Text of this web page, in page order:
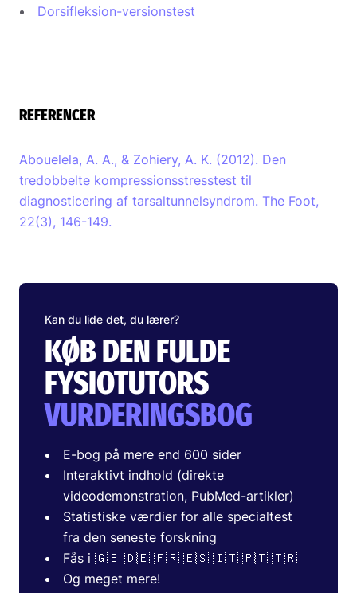
Dorsifleksion-versionstest
REFERENCER
Abouelela, A. A., & Zohiery, A. K. (2012). Den
tredobbelte kompressionsstresstest til
diagnosticering af tarsaltunnelsyndrom. The Foot,
22(3), 146-149.
Kan du lide det, du lærer?
KØB DEN FULDE
FYSIOTUTORS
VURDERINGSBOG
E-bog på mere end 600 sider
Interaktivt indhold (direkte
videodemonstration, PubMed-artikler)
Statistiske værdier for alle specialtest
fra den seneste forskning
Fås i 🇬🇧 🇩🇪 🇫🇷 🇪🇸 🇮🇹 🇵🇹 🇹🇷
Og meget mere!